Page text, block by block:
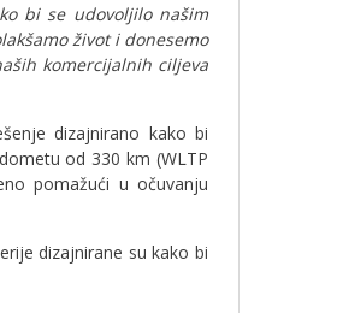
bi se udovoljilo našim
život i donesemo
komercijalnih ciljeva
dizajnirano kako bi
od 330 km (WLTP
pomažući u očuvanju
dizajnirane su kako bi